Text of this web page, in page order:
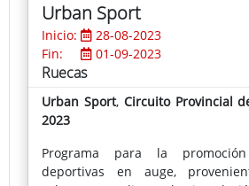
Urban Sport
Inicio:
28-08-2023
Fin:
01-09-2023
Ruecas
Urban Sport, Circuito Provincial
2023
Programa para la
deportivas en auge,